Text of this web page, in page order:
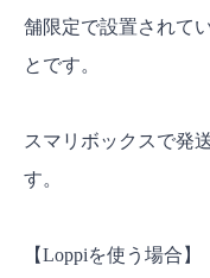
舗限定で設置されて
とです。
スマリボックスで発
す。
【Loppiを使う場合】